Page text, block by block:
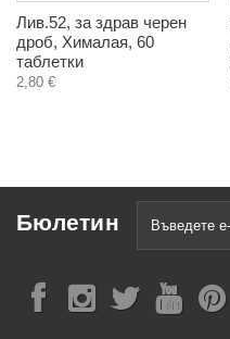
Лив.52, за здрав черен
дроб, Хималая, 60
таблетки
2,80 €
Бюлетин